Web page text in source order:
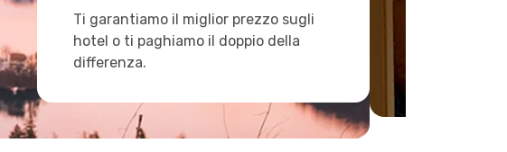
Ti garantiamo il miglior prezzo sugli
hotel o ti paghiamo il doppio della
differenza.